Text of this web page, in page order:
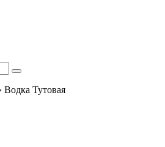
Водка Тутовая